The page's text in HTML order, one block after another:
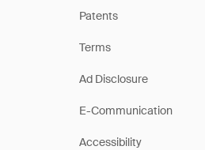
Patents
Terms
Ad Disclosure
E-Communication
Accessibility